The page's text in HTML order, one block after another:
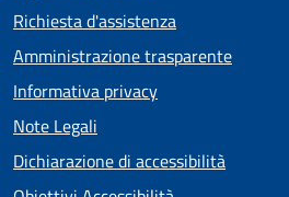
Richiesta d'assistenza
Amministrazione trasparente
Informativa privacy
Note Legali
Dichiarazione di accessibilità